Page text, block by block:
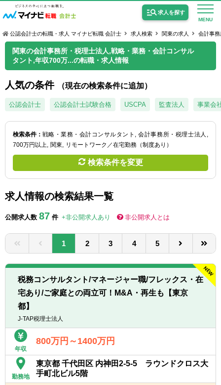
MENU
求人を探す
公認会計士試験合格向けの求人
ご利用ガイド
非公開求人とは？
サービス紹介
業界情報
公認会計士の転職・求人 マイナビ転職 会計士 求人検索 関東の求人 会計事
関東の会計事務所・税理士法人,戦略・業務・会計コンサル
タント,年収700万...の転職・求人情報
人気の条件 （現在の検索条件に追加）
公認会計士 公認会計士試験合格 USCPA 監査法人 事業会
検索条件： 戦略・業務・会計コンサルタント
会計事務所・税理士法人
700万円以上 関東 リモートワーク／在宅勤務（制度あり）
検索条件を変更
求人情報の検索結果一覧
公開求人数 87 件 +非公開求人あり 非公開求人とは
1 2 3 4 5
税務コンサルタント/マネージャー職/フレックス・在
宅あり/ご家庭との両立可！M&A・再生も【東京
都】
J-TAP税理士法人
年収
800万円～1400万円
勤務地
東京都 千代田区 内神田2-5-5 ラウンドクロス大
手町北ビル5階